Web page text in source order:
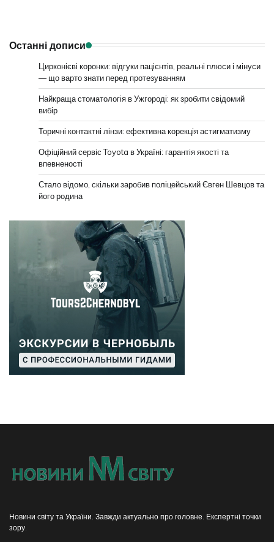
Останні дописи
Цирконієві коронки: відгуки пацієнтів, реальні плюси і мінуси
— що варто знати перед протезуванням
Найкраща стоматологія в Ужгороді: як зробити свідомий
вибір
Торичні контактні лінзи: ефективна корекція астигматизму
Офіційний сервіс Toyota в Україні: гарантія якості та
впевненості
Стало відомо, скільки заробив поліцейський Євген Шевцов та
його родина
Новини світу та України. Завжди актуально про головне. Експертні точки
зору.